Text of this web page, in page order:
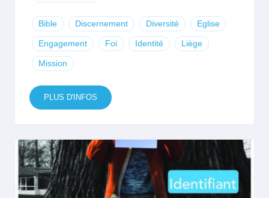
Bible Discernement Diversité Eglise
Engagement Foi Identité Liège
Mission
PLUS D'INFOS